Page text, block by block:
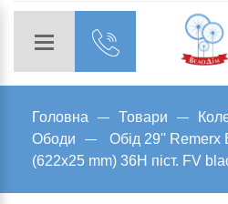
Головна Товари
Ободи
Обід 29'' Remerx
(622x25 mm) 36H піст. FV